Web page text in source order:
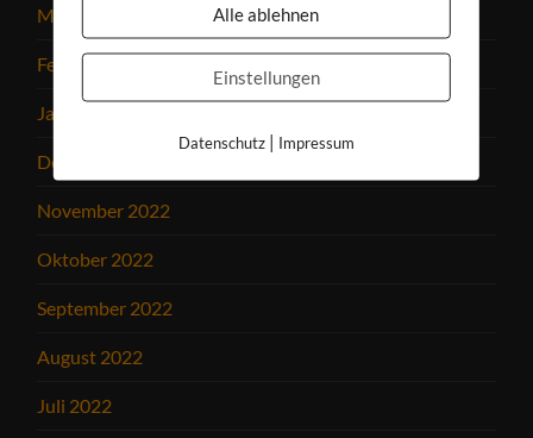
März 2023
Februar 2023
Januar 2023
Dezember 2022
November 2022
Oktober 2022
September 2022
August 2022
Juli 2022
Alle ablehnen
Einstellungen
Datenschutz| Impressum